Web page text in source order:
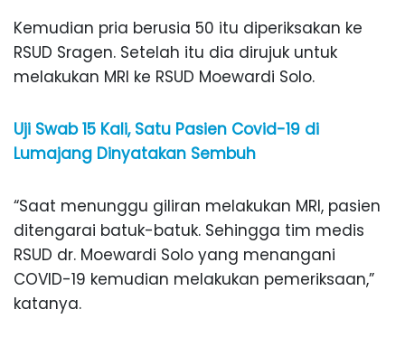
Kemudian pria berusia 50 itu diperiksakan ke
RSUD Sragen. Setelah itu dia dirujuk untuk
melakukan MRI ke RSUD Moewardi Solo.
Uji Swab 15 Kali, Satu Pasien Covid-19 di
Lumajang Dinyatakan Sembuh
“Saat menunggu giliran melakukan MRI, pasien
ditengarai batuk-batuk. Sehingga tim medis
RSUD dr. Moewardi Solo yang menangani
COVID-19 kemudian melakukan pemeriksaan,”
katanya.